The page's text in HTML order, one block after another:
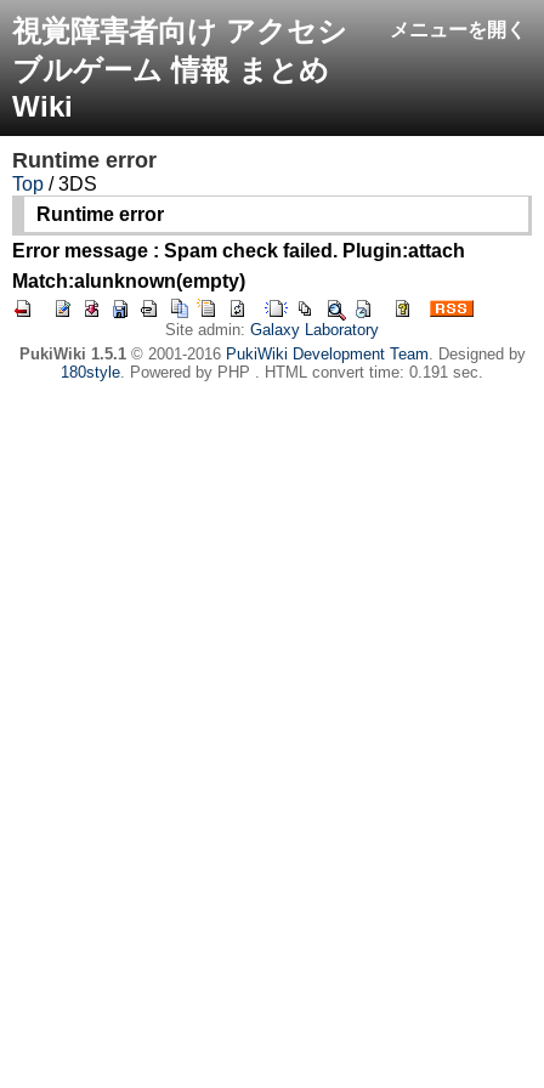
メニューを開く
視覚障害者向け アクセシ
ブルゲーム 情報 まとめ
Wiki
Runtime error
Top / 3DS
Runtime error
Error message : Spam check failed. Plugin:attach
Match:alunknown(empty)
Site admin: Galaxy Laboratory
PukiWiki 1.5.1© 2001-2016 PukiWiki Development Team. Designed by
180style. Powered by PHP . HTML convert time: 0.191 sec.